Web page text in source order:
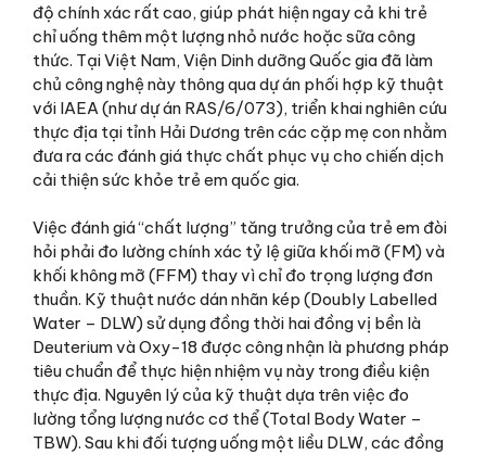
độ chính xác rất cao, giúp phát hiện ngay cả khi trẻ
chỉ uống thêm một lượng nhỏ nước hoặc sữa công
thức. Tại Việt Nam, Viện Dinh dưỡng Quốc gia đã làm
chủ công nghệ này thông qua dự án phối hợp kỹ thuật
với IAEA (như dự án RAS/6/073), triển khai nghiên cứu
thực địa tại tỉnh Hải Dương trên các cặp mẹ con nhằm
đưa ra các đánh giá thực chất phục vụ cho chiến dịch
cải thiện sức khỏe trẻ em quốc gia.
Việc đánh giá “chất lượng” tăng trưởng của trẻ em đòi
hỏi phải đo lường chính xác tỷ lệ giữa khối mỡ (FM) và
khối không mỡ (FFM) thay vì chỉ đo trọng lượng đơn
thuần. Kỹ thuật nước dán nhãn kép (Doubly Labelled
Water – DLW) sử dụng đồng thời hai đồng vị bền là
Deuterium và Oxy-18 được công nhận là phương pháp
tiêu chuẩn để thực hiện nhiệm vụ này trong điều kiện
thực địa. Nguyên lý của kỹ thuật dựa trên việc đo
lường tổng lượng nước cơ thể (Total Body Water –
TBW). Sau khi đối tượng uống một liều DLW, các đồng